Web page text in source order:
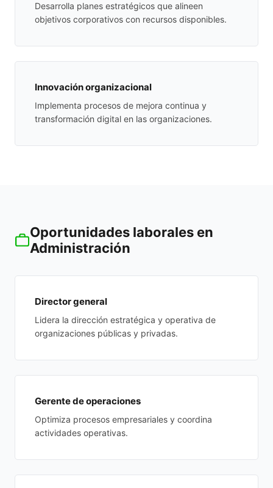
Desarrolla planes estratégicos que alineen
objetivos corporativos con recursos disponibles.
Innovación organizacional
Implementa procesos de mejora continua y
transformación digital en las organizaciones.
Oportunidades laborales en
Administración
Director general
Lidera la dirección estratégica y operativa de
organizaciones públicas y privadas.
Gerente de operaciones
Optimiza procesos empresariales y coordina
actividades operativas.